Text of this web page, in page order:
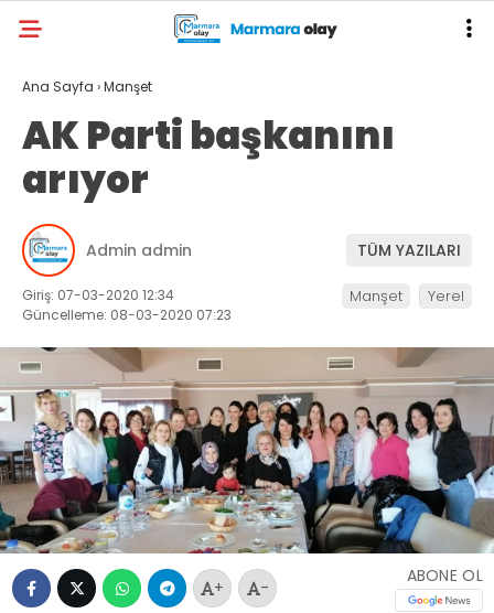
Ana Sayfa ›Manşet
AK Parti başkanını
arıyor
Admin admin TÜM YAZILARI
Giriş: 07-03-2020 12:34
Güncelleme: 08-03-2020 07:23
Manşet Yerel
+ -
ABONE OL